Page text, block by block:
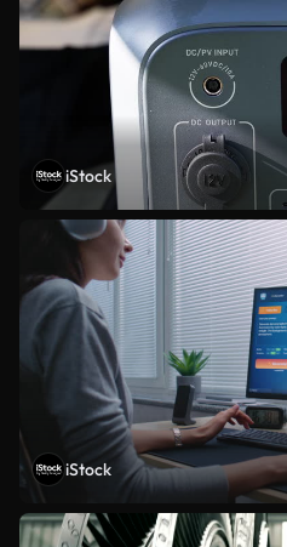
iStock
iStock